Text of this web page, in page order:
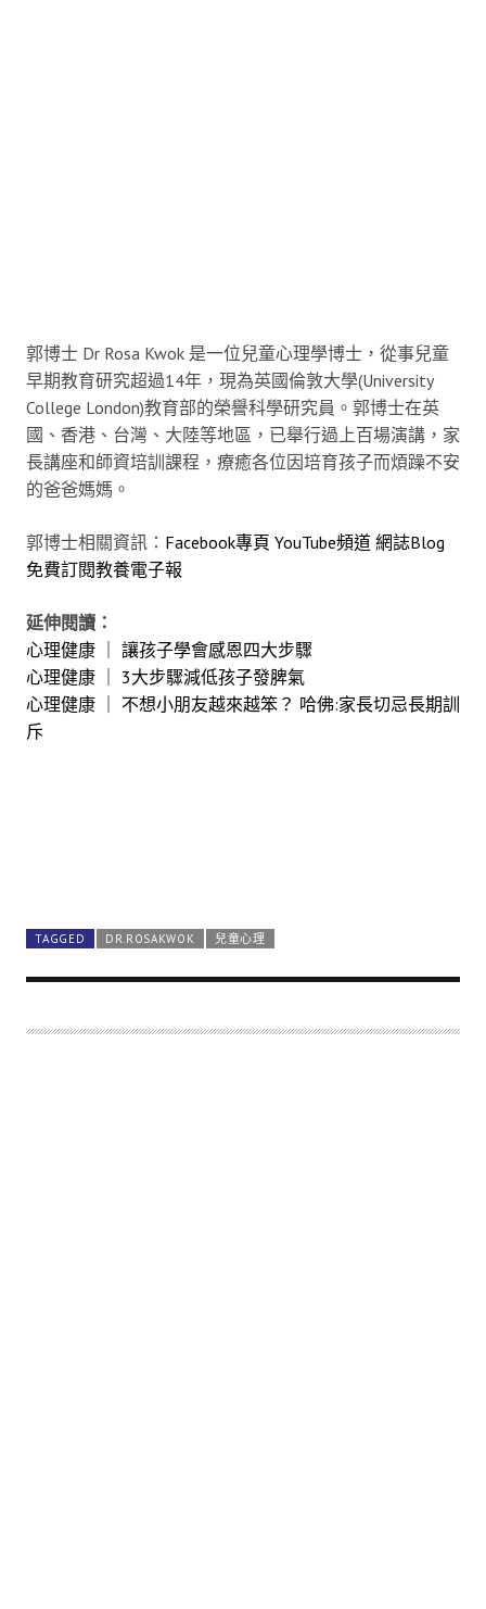
郭博士 Dr Rosa Kwok 是一位兒童心理學博士，從事兒童
早期教育研究超過14年，現為英國倫敦大學(University
College London)教育部的榮譽科學研究員。郭博士在英
國、香港、台灣、大陸等地區，已舉行過上百場演講，家
長講座和師資培訓課程，療癒各位因培育孩子而煩躁不安
的爸爸媽媽。
郭博士相關資訊： Facebook專頁 YouTube頻道 網誌Blog
免費訂閱教養電子報
延伸閱讀：
心理健康 ｜ 讓孩子學會感恩四大步驟
心理健康 ｜ 3大步驟減低孩子發脾氣
心理健康 ｜ 不想小朋友越來越笨？ 哈佛:家長切忌長期訓
斥
TAGGED DR.ROSAKWOK 兒童心理